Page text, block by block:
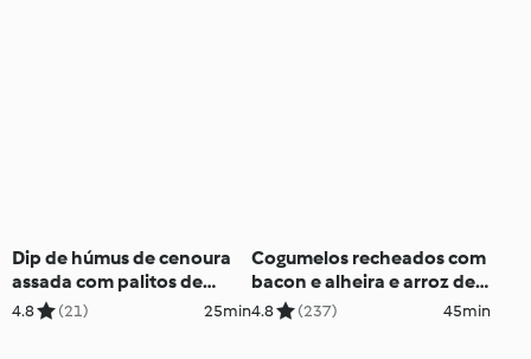
Dip de húmus de cenoura
assada com palitos de
vegetais crus
4.8 (21) 25min
Cogumelos recheados com
bacon e alheira e arroz de
grelos
4.8 (237) 45min